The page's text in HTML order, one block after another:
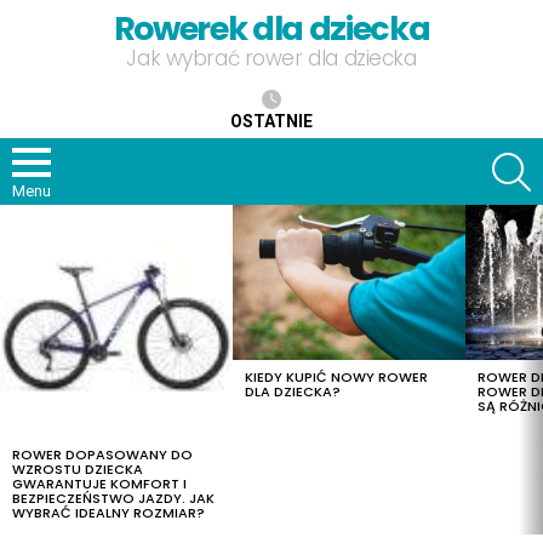
Rowerek dla dziecka
Jak wybrać rower dla dziecka
OSTATNIE
Menu
ROWER DOPASOWANY DO
WZROSTU DZIECKA
GWARANTUJE KOMFORT I
BEZPIECZEŃSTWO JAZDY. JAK
WYBRAĆ IDEALNY ROZMIAR?
KIEDY KUPIĆ NOWY ROWER
DLA DZIECKA?
ROWER
ROWER
SĄ